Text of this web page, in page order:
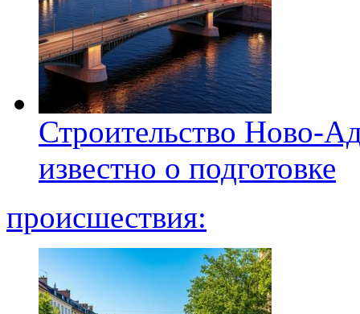
Строительство Ново-
известно о подготовке
происшествия: